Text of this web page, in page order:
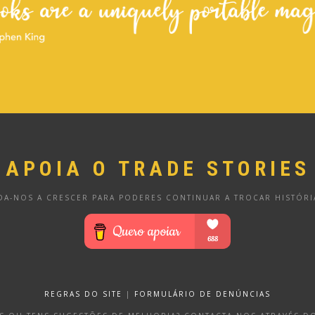
APOIA O TRADE STORIES
NOS A CRESCER PARA PODERES CONTINUAR A TROCAR
REGRAS DO SITE | FORMULÁRIO DE DENÚNCIAS